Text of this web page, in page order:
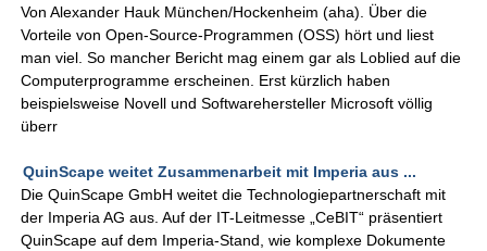
Von Alexander Hauk München/Hockenheim (aha). Über die
Vorteile von Open-Source-Programmen (OSS) hört und liest
man viel. So mancher Bericht mag einem gar als Loblied auf die
Computerprogramme erscheinen. Erst kürzlich haben
beispielsweise Novell und Softwarehersteller Microsoft völlig
überr
QuinScape weitet Zusammenarbeit mit Imperia aus ...
Die QuinScape GmbH weitet die Technologiepartnerschaft mit
der Imperia AG aus. Auf der IT-Leitmesse „CeBIT“ präsentiert
QuinScape auf dem Imperia-Stand, wie komplexe Dokumente